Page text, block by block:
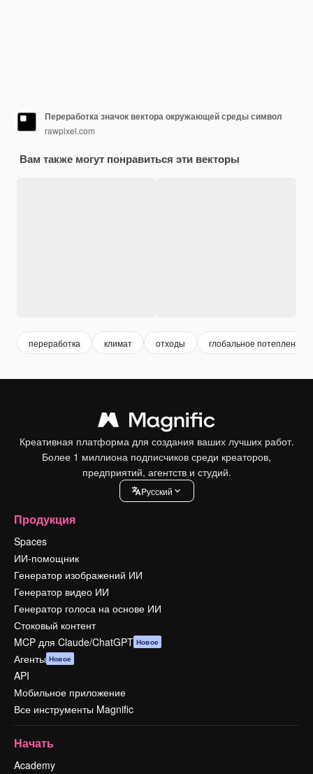
Переработка значок вектора окружающей среды символ
rawpixel.com
Вам также могут понравиться эти векторы
переработка климат отходы глобальное потепление
Креативная платформа для создания ваших лучших работ.
Более 1 миллиона подписчиков среди креаторов,
предприятий, агентств и студий.
Pусский
Продукция
Spaces
ИИ-помощник
Генератор изображений ИИ
Генератор видео ИИ
Генератор голоса на основе ИИ
Стоковый контент
MCP для Claude/ChatGPT Новое
Агенты Новое
API
Мобильное приложение
Все инструменты Magnific
Начать
Academy